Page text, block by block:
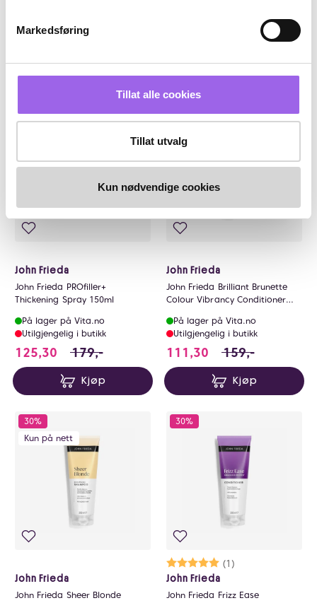
Markedsføring
Tillat alle cookies
Tillat utvalg
Kun nødvendige cookies
På lager i 111 butikker
142.8 i stedet for 204 NOK, du sparer
111.3 i stedet for
30%
John Frieda
John Frieda PROfiller+
Thickening Spray 150ml
På lager på Vita.no
Utilgjengelig i butikk
125,30 125.3 i stedet for 179 NOK, du sparer 53.7
179,-
Kjøp
30%
John Frieda
John Frieda Brilliant Brunette
Colour Vibrancy Conditioner
På lager på Vita.no
Utilgjengelig i butikk
111,30 111.3 i stedet for
159,-
Kjøp
30%
Kun på nett
John Frieda
John Frieda Sheer Blonde
30%
Karakter:
(1)
5.0 av 5 mulige
John Frieda
John Frieda Frizz Ease